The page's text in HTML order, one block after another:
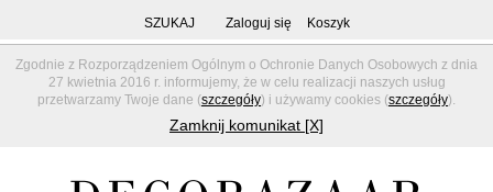
Zgodnie z Rozporządzeniem Ogólnym o Ochronie Danych Osobowych z dnia
27 kwietnia 2016 r. informujemy, że w celu realizacji naszych usług
przetwarzamy Twoje dane (szczegóły) i używamy cookies (szczegóły).
Zamknij komunikat [X]
SZUKAJ Zaloguj się Koszyk